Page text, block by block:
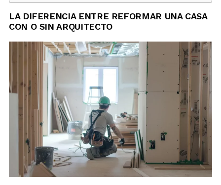
LA DIFERENCIA ENTRE REFORMAR UNA CASA
CON O SIN ARQUITECTO